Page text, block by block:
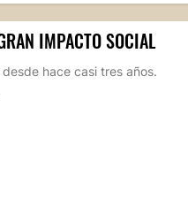
IMPACTO SOCIAL
hace casi tres años.